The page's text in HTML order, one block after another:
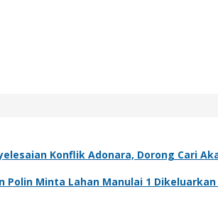
Konflik Adonara, Dorong Cari
Polin Minta Lahan Manulai 1